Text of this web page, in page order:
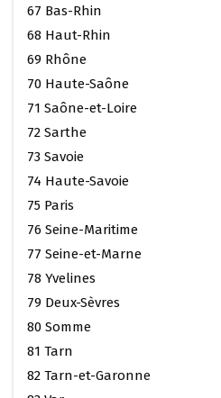
67 Bas-Rhin
68 Haut-Rhin
69 Rhône
70 Haute-Saône
71 Saône-et-Loire
72 Sarthe
73 Savoie
74 Haute-Savoie
75 Paris
76 Seine-Maritime
77 Seine-et-Marne
78 Yvelines
79 Deux-Sèvres
80 Somme
81 Tarn
82 Tarn-et-Garonne